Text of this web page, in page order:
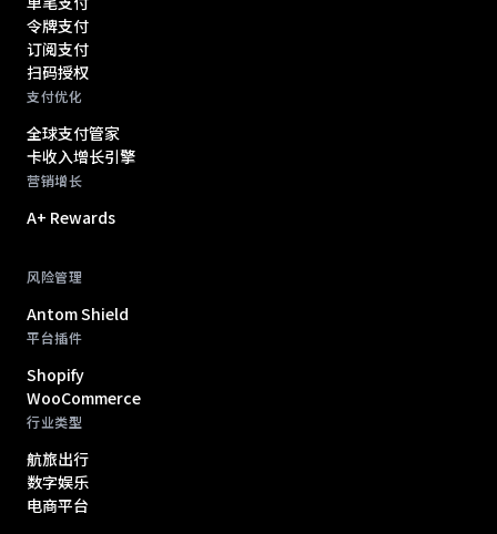
令牌支付
订阅支付
扫码授权
支付优化
全球支付管家
卡收入增长引擎
营销增长
A+ Rewards
风险管理
Antom Shield
平台插件
Shopify
WooCommerce
行业类型
航旅出行
数字娱乐
电商平台